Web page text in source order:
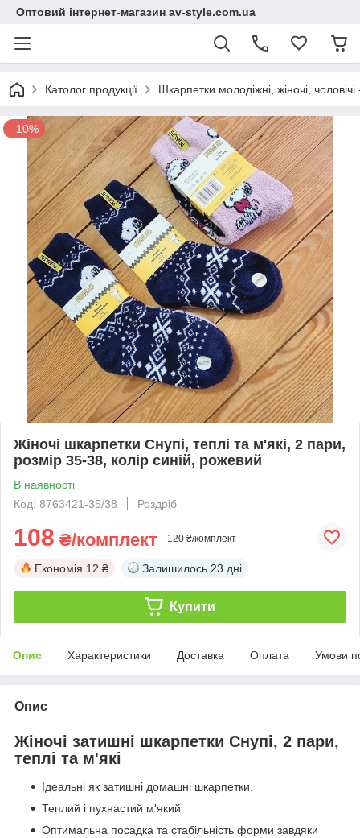
Оптовий інтернет-магазин av-style.com.ua
Католог продукції Шкарпетки молодіжні, жіночі,
–10%
Жіночі шкарпетки Снупі, теплі та м'які, 2 пари,
розмір 35-38, колір синій, рожевий
В наявності
Код: 8763421-35/38
Роздріб
108 ₴/комплект 120 ₴/комплект
Економія 12 ₴ Залишилось 23 дні
Купити
Опис Характеристики Доставка Оплата Умови
Опис
Жіночі затишні шкарпетки Снупі, 2 пари,
теплі та м'які
Ідеальні як затишні домашні шкарпетки.
Теплий і пухнастий м'який
Оптимальна посадка та стабільність форми завдяки